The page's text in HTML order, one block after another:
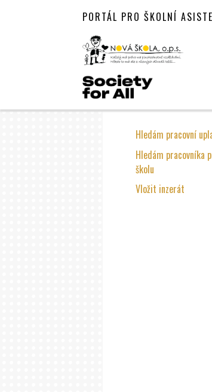
PORTÁL PRO ŠKOLNÍ
Hledám pracovní
Hledám pracovníka
školu
Vložit inzerát